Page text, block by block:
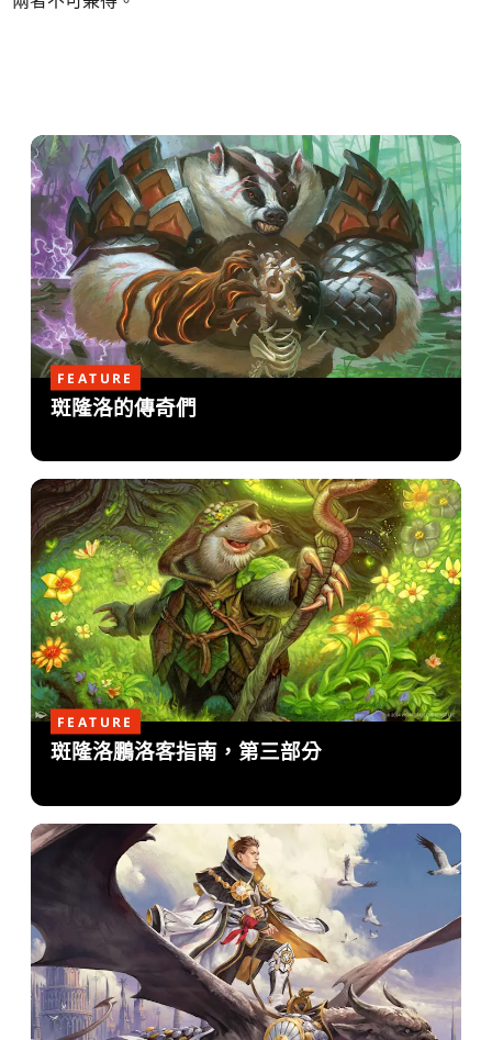
FEATURE
斑隆洛的傳奇們
FEATURE
斑隆洛鵬洛客指南，第三部分